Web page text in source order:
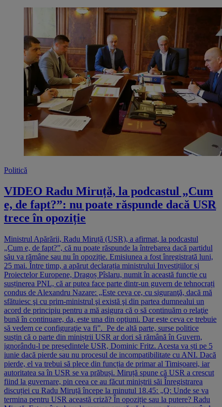
Politică
VIDEO Radu Miruță, la podcastul „Cum
e, de fapt?”: nu poate răspunde dacă USR
trece în opoziție
Ministrul Apărării, Radu Miruță (USR), a afirmat, la podcastul
„Cum e, de fapt?”, că nu poate răspunde la întrebarea dacă partidul
său va rămâne sau nu în opoziție. Emisiunea a fost înregistrată luni,
25 mai. Între timp, a apărut declarația ministrului Investițiilor și
Proiectelor Europene, Dragoș Pîslaru, numit în această funcție cu
susținerea PNL, că ar putea face parte dintr-un guvern de tehnocrați
condus de Alexandru Nazare: „Este ceva ce, cu siguranţă, dacă mă
sfătuiesc şi cu prim-ministrul şi există şi din partea dumnealui un
acord de principiu pentru a mă asigura că o să continuăm o relaţie
bună în continuare, da, este una din opţiuni. Dar este ceva ce trebuie
să vedem ce configuraţie va fi”. Pe de altă parte, surse politice
susțin că o parte din miniștrii USR ar dori să rămână în Guvern,
ignorându-l pe președintele USR, Dominic Fritz. Acesta va ști pe 5
iunie dacă pierde sau nu procesul de incompatibilitate cu ANI. Dacă
pierde, el va trebui să plece din funcția de primar al Timișoarei, iar
autoritatea sa în USR se va prăbuși. Miruță spune că USR a crescut
fiind la guvernare, pin ceea ce au făcut miniștrii săi Înregistrarea
discuției cu Radu Miruță începe la minutul 18.45: „Q: Unde se va
termina pentru USR această criză? În opoziție sau la putere? Radu